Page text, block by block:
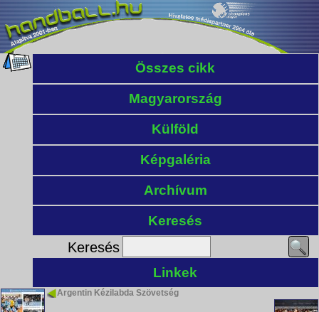
Összes cikk
Magyarország
Külföld
Képgaléria
Archívum
Keresés
Keresés
Linkek
Argentin Kézilabda Szövetség